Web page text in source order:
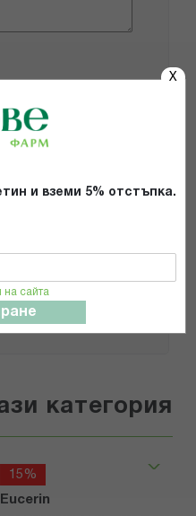
X
и вземи 5% отстъпка.
на сайта
за
категория
15%
Eucerin